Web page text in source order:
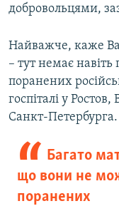
добровольцями,
Найважче, каже
– тут немає
поранених
госпіталі у
Санкт-Петербурга.
Багато
що вони не
поранених